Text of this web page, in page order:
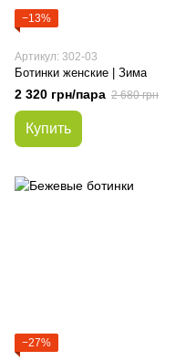
−13%
Артикул: 302-03
Ботинки женские | Зима
2 320 грн/пара 2 680 грн
Купить
−27%